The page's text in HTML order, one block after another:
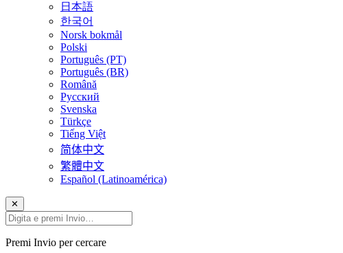
日本語
한국어
Norsk bokmål
Polski
Português (PT)
Português (BR)
Română
Русский
Svenska
Türkçe
Tiếng Việt
简体中文
繁體中文
Español (Latinoamérica)
✕
Premi Invio per cercare